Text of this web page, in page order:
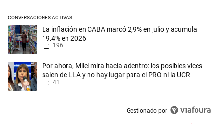
CONVERSACIONES ACTIVAS
Este listado muestra los artículos con más comentarios en los
Un artículo de tendencia con el título "La inflación en CABA marcó
La inflación en CABA marcó 2,9% en julio y acumula
19,4% en 2026
196
Un artículo de tendencia con el título "Por ahora, Milei mira hacia
Por ahora, Milei mira hacia adentro: los posibles vices
salen de LLA y no hay lugar para el PRO ni la UCR
41
Gestionado por